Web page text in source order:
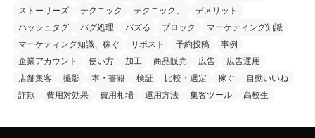
ストーリーズ
テクニック テクニック、
デメリット
ハッシュタグ
バグ処理 バズる ブロック
マーケティング知識
マーケティング知識、稼ぐ
リポスト 予約投稿
事例
企業アカウント
使い方 加工 商品販売 広告
広告運用
店舗集客
撮影 本・書籍 検証 比較・選定 稼ぐ
自動いいね
詐欺
費用対効果 費用相場 運用方法 集客ツール 高校生